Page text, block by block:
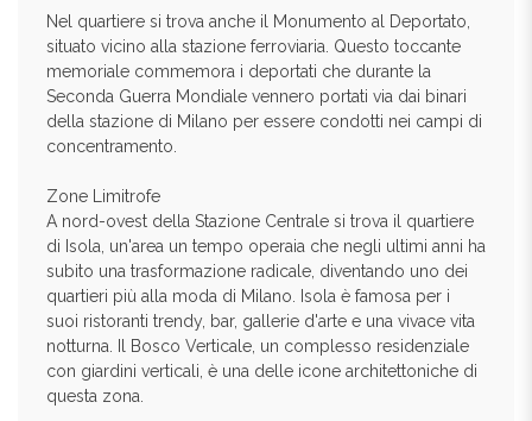
Nel quartiere si trova anche il Monumento al Deportato,
situato vicino alla stazione ferroviaria. Questo toccante
memoriale commemora i deportati che durante la
Seconda Guerra Mondiale vennero portati via dai binari
della stazione di Milano per essere condotti nei campi di
concentramento.
Zone Limitrofe
A nord-ovest della Stazione Centrale si trova il quartiere
di Isola, un'area un tempo operaia che negli ultimi anni ha
subito una trasformazione radicale, diventando uno dei
quartieri più alla moda di Milano. Isola è famosa per i
suoi ristoranti trendy, bar, gallerie d'arte e una vivace vita
notturna. Il Bosco Verticale, un complesso residenziale
con giardini verticali, è una delle icone architettoniche di
questa zona.